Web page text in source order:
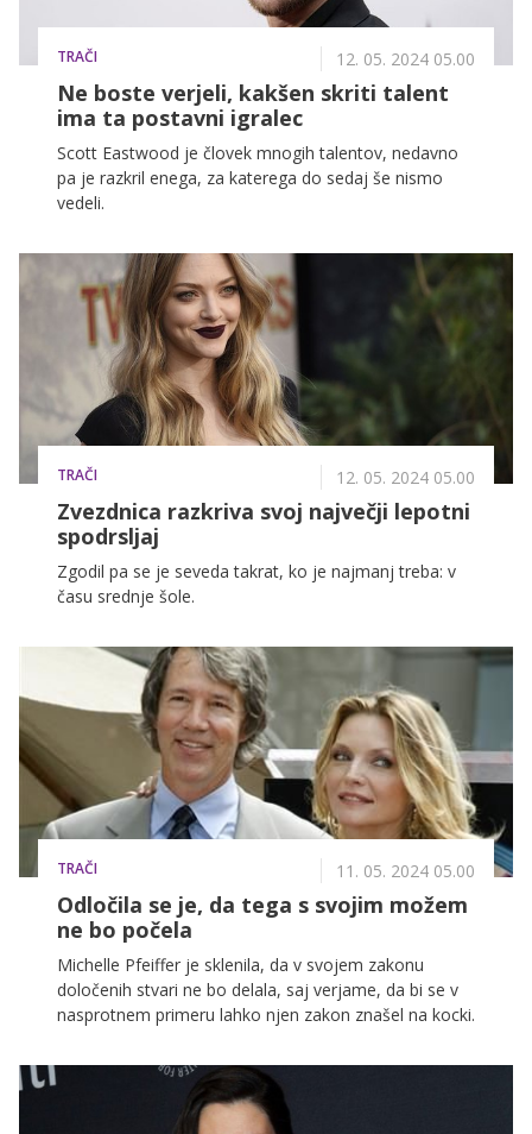
TRAČI 12. 05. 2024 05.00
Ne boste verjeli, kakšen skriti talent
ima ta postavni igralec
Scott Eastwood je človek mnogih talentov, nedavno
pa je razkril enega, za katerega do sedaj še nismo
vedeli.
TRAČI 12. 05. 2024 05.00
Zvezdnica razkriva svoj največji lepotni
spodrsljaj
Zgodil pa se je seveda takrat, ko je najmanj treba: v
času srednje šole.
TRAČI 11. 05. 2024 05.00
Odločila se je, da tega s svojim možem
ne bo počela
Michelle Pfeiffer je sklenila, da v svojem zakonu
določenih stvari ne bo delala, saj verjame, da bi se v
nasprotnem primeru lahko njen zakon znašel na kocki.